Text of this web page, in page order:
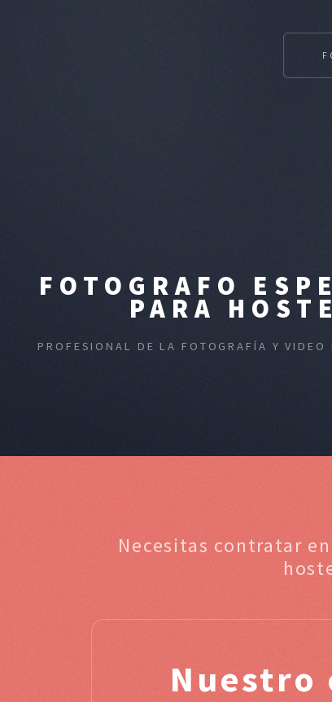
FOTOGRAFO
PARA
PROFESIONAL DE LA FOTOGRAFÍA Y
Necesitas contratar
Nuestro